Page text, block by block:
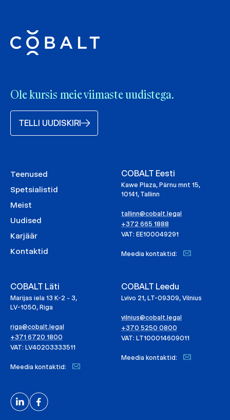
Ole kursis meie viimaste uudistega.
TELLI UUDISKIRI
Teenused
Spetsialistid
Meist
Uudised
Karjäär
Kontaktid
COBALT Eesti
Kawe Plaza, Pärnu mnt 15,
10141, Tallinn
tallinn@cobalt.legal
+372 665 1888
VAT: EE100049291
Meedia kontaktid:
COBALT Läti
Marijas iela 13 K-2 - 3,
LV-1050, Riga
riga@cobalt.legal
+371 6720 1800
VAT: LV40203333511
Meedia kontaktid:
COBALT Leedu
Lvivo 21, LT-09309, Vilnius
vilnius@cobalt.legal
+370 5250 0800
VAT: LT100014609011
Meedia kontaktid: